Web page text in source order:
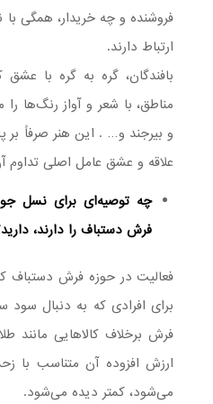
فروشنده و چه خریدار، همگی
ارتباط دارند.
بافندگان، گره به گره با
مناطق، با شعر و آواز رنگ‌ها را
و بیرجند و… . این هنر صرفاً بر
علاقه و عشق عامل اصلی تداوم
چه توصیه‌ای برای نسل
فرش دستباف را دارند،
فعالیت در حوزه فرش دستباف
برای افرادی که به دنبال
فرش برخلاف کالاهایی مانند
ارزش افزوده آن متناسب با
می‌شود، کمتر دیده می‌شود.